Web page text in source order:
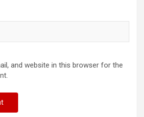
and website in this browser for the